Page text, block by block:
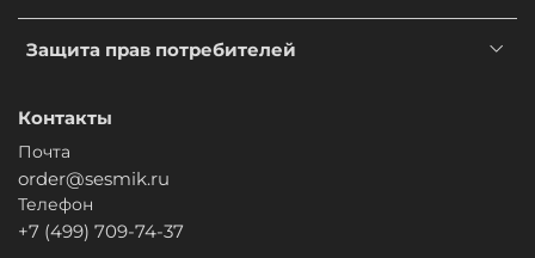
Защита прав потребителей
Контакты
Почта
order@sesmik.ru
Телефон
+7 (499) 709-74-37